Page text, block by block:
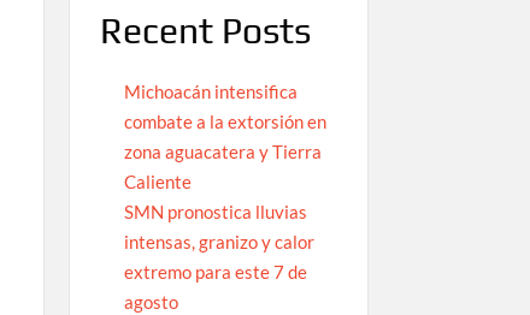
Recent Posts
Michoacán intensifica
combate a la extorsión en
zona aguacatera y Tierra
Caliente
SMN pronostica lluvias
intensas, granizo y calor
extremo para este 7 de
agosto